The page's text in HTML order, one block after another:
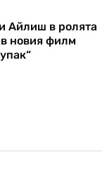
Айлиш в ролята
новия филм